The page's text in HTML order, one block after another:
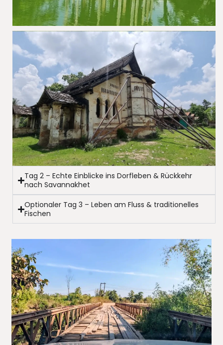
Tag 2 – Echte Einblicke ins Dorfleben & Rückkehr
nach Savannakhet
Optionaler Tag 3 – Leben am Fluss & traditionelles
Fischen